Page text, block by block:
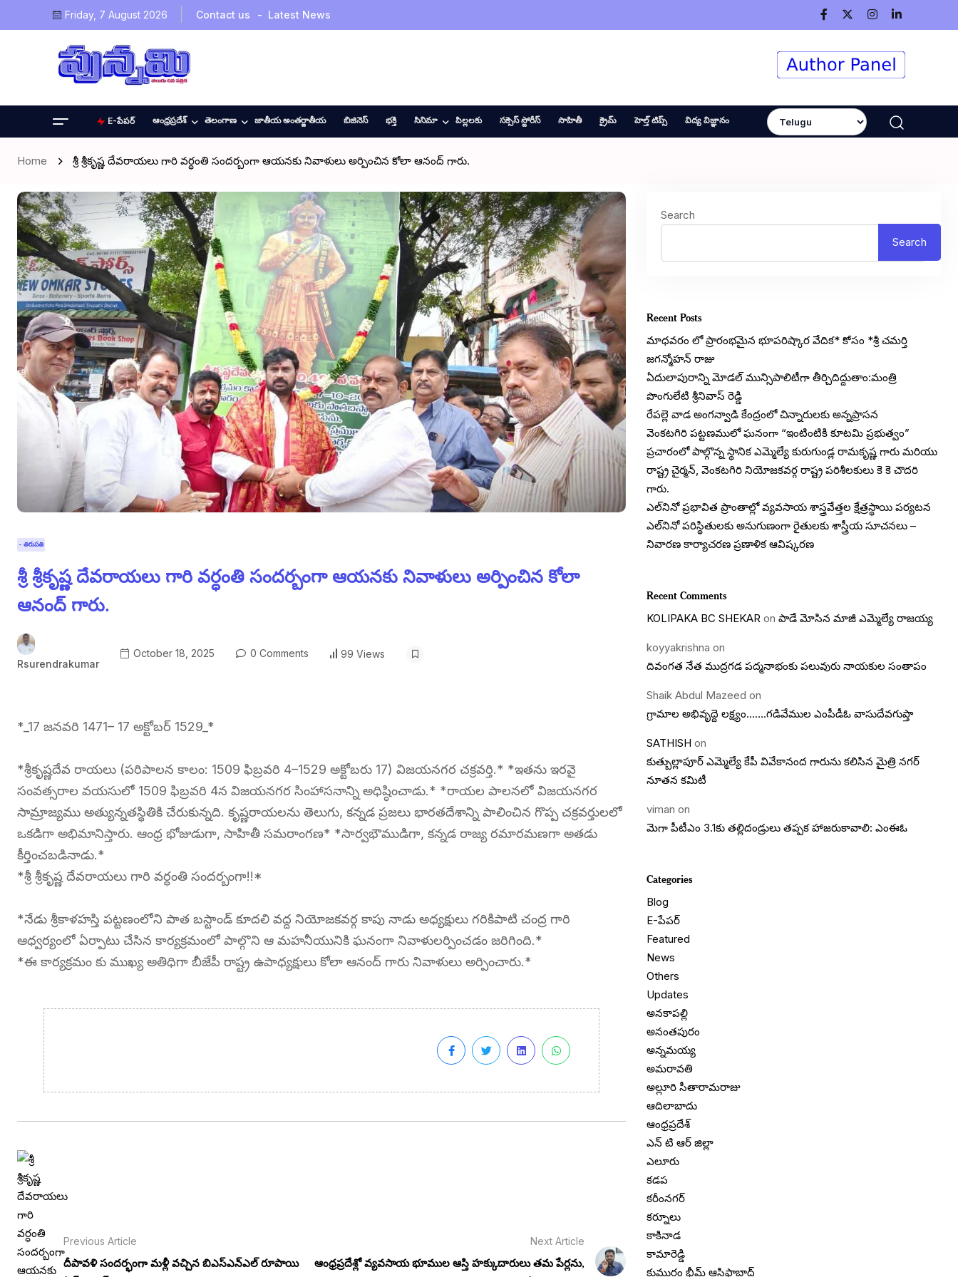
Friday, 7 August 2026 Contact us Latest News
E-పేపర్ ఆంధ్రప్రదేశ్ తెలంగాణ జాతీయ అంతర్జాతీయ బిజినెస్ భక్తి సినిమా పిల్లలకు సక్సెస్ స్టోరీస్ సాహితీ క్రైమ్ హెల్త్ టిప్స్ విద్య విజ్ఞానం
Home శ్రీ శ్రీకృష్ణ దేవరాయలు గారి వర్ధంతి సందర్బంగా ఆయనకు నివాళులు అర్పించిన కోలా ఆనంద్ గారు.
- తిరుపతి
శ్రీ శ్రీకృష్ణ దేవరాయలు గారి వర్ధంతి సందర్బంగా ఆయనకు నివాళులు అర్పించిన కోలా
ఆనంద్ గారు.
Rsurendrakumar
October 18, 2025 0 Comments 99 Views
*_17 జనవరి 1471– 17 అక్టోబర్ 1529_*
*శ్రీకృష్ణదేవ రాయలు (పరిపాలన కాలం: 1509 ఫిబ్రవరి 4–1529 అక్టోబరు 17) విజయనగర చక్రవర్తి.* *ఇతను ఇరవై
సంవత్సరాల వయసులో 1509 ఫిబ్రవరి 4న విజయనగర సింహాసనాన్ని అధిష్ఠించాడు.* *రాయల పాలనలో విజయనగర
సామ్రాజ్యము అత్యున్నతస్థితికి చేరుకున్నది. కృష్ణరాయలను తెలుగు, కన్నడ ప్రజలు భారతదేశాన్ని పాలించిన గొప్ప చక్రవర్తులలో
ఒకడిగా అభిమానిస్తారు. ఆంధ్ర భోజుడుగా, సాహితీ సమరాంగణ* *సార్వభౌముడిగా, కన్నడ రాజ్య రమారమణగా అతడు
కీర్తించబడినాడు.*
*శ్రీ శ్రీకృష్ణ దేవరాయలు గారి వర్ధంతి సందర్బంగా!!*
*నేడు శ్రీకాళహస్తి పట్టణంలోని పాత బస్టాండ్ కూదలి వద్ద నియోజకవర్గ కాపు నాడు అధ్యక్షులు గరికిపాటి చంద్ర గారి
ఆధ్వర్యంలో ఏర్పాటు చేసిన కార్యక్రమంలో పాల్గొని ఆ మహనీయునికి ఘనంగా నివాళులర్పించడం జరిగింది.*
*ఈ కార్యక్రమం కు ముఖ్య అతిధిగా బీజేపీ రాష్ట్ర ఉపాధ్యక్షులు కోలా ఆనంద్ గారు నివాళులు అర్పించారు.*
Previous Article
దీపావళి సందర్భంగా మళ్లీ వచ్చిన బిఎస్ఎన్ఎల్ రూపాయి
Next Article
ఆంధ్రప్రదేశ్లో వ్యవసాయ భూముల ఆస్తి హక్కుదారులు తమ పేర్లను,
Search
Search
Recent Posts
మాధవరం లో ప్రారంభమైన భూపరిష్కార వేదిక* కోసం *శ్రీ చమర్తి
జగన్మోహన్ రాజు
ఏదులాపురాన్ని మోడల్ మున్సిపాలిటీగా తీర్చిదిద్దుతాం:మంత్రి
పొంగులేటి శ్రీనివాస్ రెడ్డి
రేపల్లె వాడ అంగన్వాడి కేంద్రంలో చిన్నారులకు అన్నప్రాసన
వెంకటగిరి పట్టణములో ఘనంగా “ఇంటింటికి కూటమి ప్రభుత్వం”
ప్రచారంలో పాల్గొన్న స్థానిక ఎమ్మెల్యే కురుగుండ్ల రామకృష్ణ గారు మరియు
రాష్ట్ర చైర్మన్, వెంకటగిరి నియోజకవర్గ రాష్ట్ర పరిశీలకులు కె కె చౌదరి
గారు.
ఎల్‌నినో ప్రభావిత ప్రాంతాల్లో వ్యవసాయ శాస్త్రవేత్తల క్షేత్రస్థాయి పర్యటన
ఎల్‌నినో పరిస్థితులకు అనుగుణంగా రైతులకు శాస్త్రీయ సూచనలు –
నివారణ కార్యాచరణ ప్రణాళిక ఆవిష్కరణ
Recent Comments
KOLIPAKA BC SHEKAR onపాడే మోసిన మాజీ ఎమ్మెల్యే రాజయ్య
koyyakrishna on
దివంగత నేత ముద్రగడ పద్మనాభంకు పలువురు నాయకుల సంతాపం
Shaik Abdul Mazeed on
గ్రామాల అభివృద్దె లక్ష్యం…….గడివేముల ఎంపీడీఓ వాసుదేవగుప్తా
SATHISH on
కుత్బుల్లాపూర్ ఎమ్మెల్యే కేపీ వివేకానంద గారును కలిసిన మైత్రి నగర్
నూతన కమిటీ
viman on
మెగా పీటీఎం 3.1కు తల్లిదండ్రులు తప్పక హాజరుకావాలి: ఎంఈఓ
Categories
Blog
E-పేపర్
Featured
News
Others
Updates
అనకాపల్లి
అనంతపురం
అన్నమయ్య
అమరావతి
అల్లూరి సీతారామరాజు
ఆదిలాబాదు
ఆంధ్రప్రదేశ్
ఎన్ టి ఆర్ జిల్లా
ఎలూరు
కడప
కరీంనగర్
కర్నూలు
కాకినాడ
కామారెడ్డి
కుమురం భీమ్ ఆసిఫాబాద్